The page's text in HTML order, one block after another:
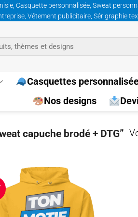
Casquette personnalisée, Sweat
Vêtement publicitaire, Sérigraphie
Casquettes
Nos designs
capuche brodé + DTG”
Ajouter
à la
wishlist